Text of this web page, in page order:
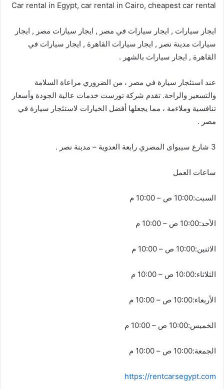
Car rental in Egypt, car rental in Cairo, cheapest car rental
ايجار سيارات , ايجار سيارات في مصر , ايجار سيارات مصر , ايجار
سيارات مدينة نصر , ايجار سيارات القاهرة , ايجار سيارات في
القاهرة , ايجار سيارات بالشهر .
عند استئجار سيارة في مصر ، من الضروري مراعاة السلامة
والتسعير والراحة. تقدم شركة تورست خدمات عالية الجودة وأسعار
تنافسية وملاءمة ، مما يجعلها أفضل الخيارات لاستئجار سيارة في
مصر .
3 شارع سيبواى المصري رابعة العدوية – مدينة نصر .
ساعات العمل
السبت:10:00 ص – 10:00 م
الأحد:10:00 ص – 10:00 م
الاثنين:10:00 ص – 10:00 م
الثلاثاء:10:00 ص – 10:00 م
الأربعاء:10:00 ص – 10:00 م
الخميس:10:00 ص – 10:00 م
الجمعة:10:00 ص – 10:00 م
https://rentcarsegypt.com